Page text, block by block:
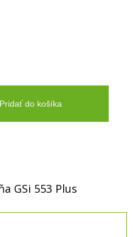
Pridať do košíka
GSi 553 Plus